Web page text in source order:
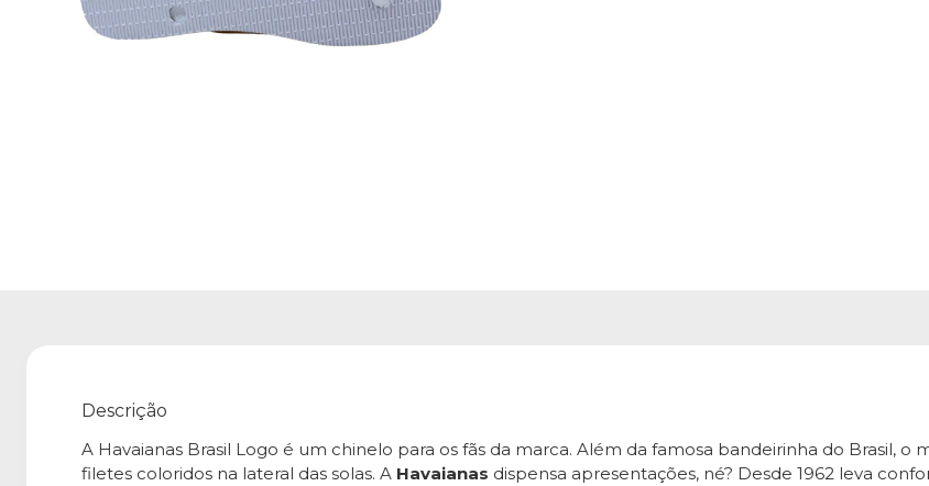
Descrição
A Havaianas Brasil Logo é um chinelo para os fãs da marca. Além da famosa bandeirinha do Brasil,
filetes coloridos na lateral das solas. A Havaianas dispensa apresentações, né? Desde 1962 leva